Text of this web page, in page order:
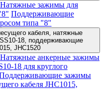
Натяжные зажимы для
Поддерживающие
типа "8"
кабеля, натяжные
18, поддерживающие
JHC1520
Натяжные анкерные зажимы
18 для круглого
зажимы
кабеля JHC1015,